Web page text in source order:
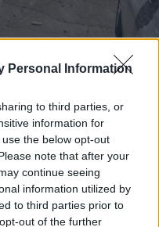
Personal Information
to third parties, or
information for
the below opt-out
note that after your
continue seeing
information utilized by
to third parties prior to
out of the further
φιγούρα η κόρη του
το τροχαίο δυστύχημα,
ελεύθεροι μετά από
Αθηνών.
Συντακτική